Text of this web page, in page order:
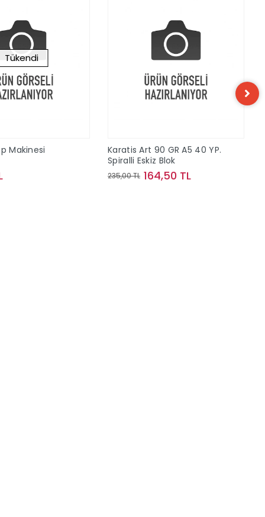
Tükendi
Makinesi
Karatis Art 90 GR A5 40 YP.
Spiralli Eskiz Blok
235,00 TL 164,50 TL